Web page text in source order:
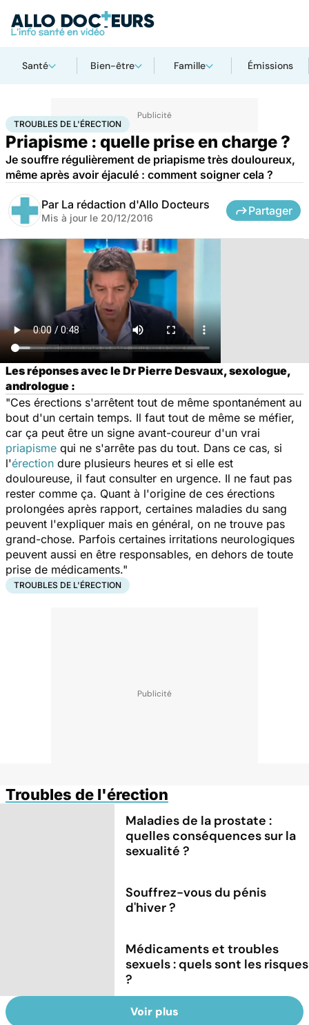
Santé Bien-être Famille Émissions
AccueilSantéTroubles de l'érection
TROUBLES DE L'ÉRECTION
Priapisme : quelle prise en charge ?
Je souffre régulièrement de priapisme très douloureux,
même après avoir éjaculé : comment soigner cela ?
Par La rédaction d'Allo Docteurs
Mis à jour le 20/12/2016
Partager
Les réponses avec le Dr Pierre Desvaux, sexologue,
andrologue :
"Ces érections s'arrêtent tout de même spontanément au
bout d'un certain temps. Il faut tout de même se méfier,
car ça peut être un signe avant-coureur d'un vrai
priapisme qui ne s'arrête pas du tout. Dans ce cas, si
l'érection dure plusieurs heures et si elle est
douloureuse, il faut consulter en urgence. Il ne faut pas
rester comme ça. Quant à l'origine de ces érections
prolongées après rapport, certaines maladies du sang
peuvent l'expliquer mais en général, on ne trouve pas
grand-chose. Parfois certaines irritations neurologiques
peuvent aussi en être responsables, en dehors de toute
prise de médicaments."
TROUBLES DE L'ÉRECTION
Troubles de l'érection
Maladies de la prostate :
quelles conséquences sur la
sexualité ?
Souffrez-vous du pénis
d'hiver ?
Médicaments et troubles
sexuels : quels sont les risques
?
Voir plus